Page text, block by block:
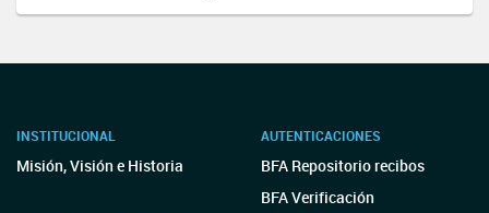
INSTITUCIONAL
Misión, Visión e Historia
AUTENTICACIONES
BFA Repositorio recibos
BFA Verificación